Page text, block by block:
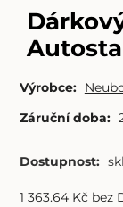
Výrobce:
Záruční doba:
Dostupnost:
1 363.64Kč bez